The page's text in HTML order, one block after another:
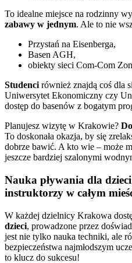
To idealne miejsce na rodzinny
zabawy w jednym. Ale to nie
Przystań na Eisenberga,
Basen AGH,
obiekty sieci Com-Com
Studenci również znajdą coś dla
Uniwersytet Ekonomiczny czy
dostęp do basenów z bogatym
Planujesz wizytę w Krakowie?
To doskonała okazja, by się
dobrze bawić. A kto wie – może
jeszcze bardziej szalonymi
Nauka pływania dla
instruktorzy w całym
W każdej dzielnicy Krakowa
dzieci, prowadzone przez
jest nie tylko nauka techniki, ale
bezpieczeństwa najmłodszym
to klucz do sukcesu!